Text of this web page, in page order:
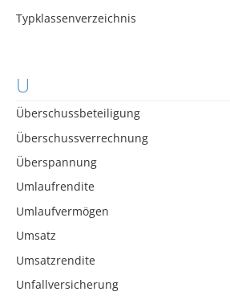
Typklassenverzeichnis
U
Überschussbeteiligung
Überschussverrechnung
Überspannung
Umlaufrendite
Umlaufvermögen
Umsatz
Umsatzrendite
Unfallversicherung